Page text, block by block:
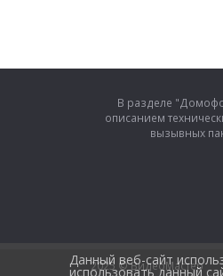
В разделе
описанием
вызывных
2025 © ВидеоМастер
Данный веб-сайт
использовать данный